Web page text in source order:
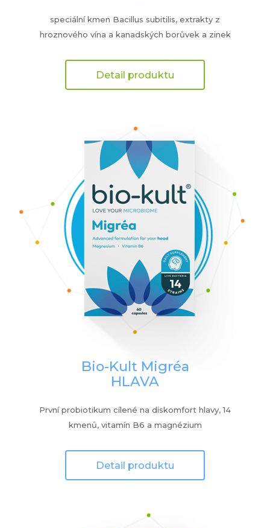
speciální kmen Bacillus subitilis, extrakty z
hroznového vína a kanadských borůvek a zinek
Detail produktu
Bio-Kult Migréa
HLAVA
První probiotikum cílené na diskomfort hlavy, 14
kmenů, vitamín B6 a magnézium
Detail produktu